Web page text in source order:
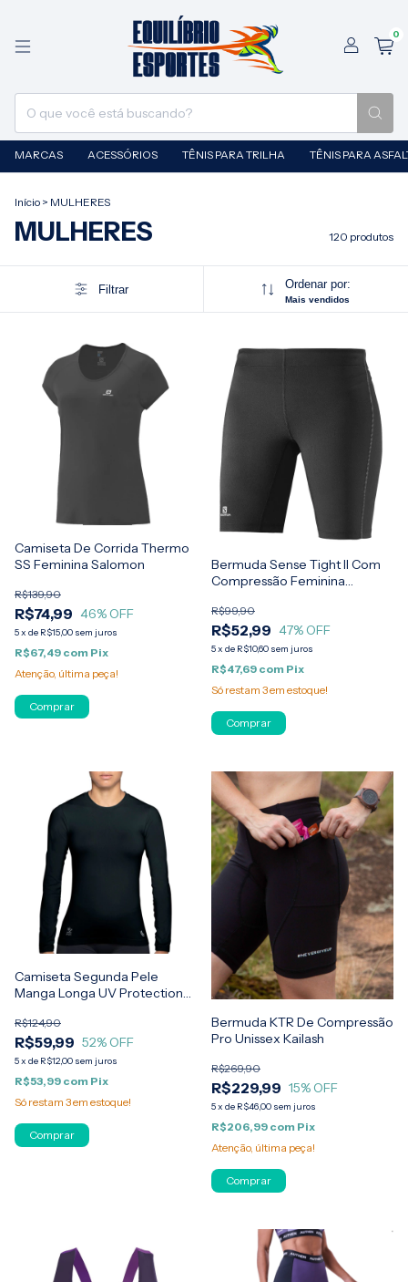
0
MARCAS ACESSÓRIOS TÊNIS PARA TRILHA TÊNIS PARA
Início > MULHERES
MULHERES 120 produtos
Filtrar Ordenar por:
Mais vendidos
Camiseta De Corrida Thermo
SS Feminina Salomon
R$74,99
R$139,90
46% OFF
5x de R$15,00 sem juros
R$67,49 com Pix
Atenção, última peça!
Comprar
Bermuda Sense Tight II Com
Compressão Feminina
R$52,99
R$99,90
47% OFF
5x de R$10,60 sem juros
R$47,69 com Pix
Só restam 3em estoque!
Comprar
Camiseta Segunda Pele
Manga Longa UV Protection
R$59,99
R$124,90
52% OFF
5x de R$12,00 sem juros
R$53,99 com Pix
Só restam 3em estoque!
Comprar
Bermuda KTR De Compressão
Pro Unissex Kailash
R$229,99
R$269,90
15% OFF
5x de R$46,00 sem juros
R$206,99 com Pix
Atenção, última peça!
Comprar